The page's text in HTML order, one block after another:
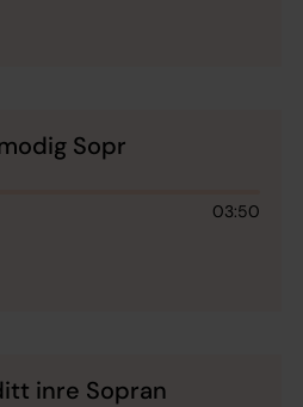
Sopr
03:50
inre Sopran